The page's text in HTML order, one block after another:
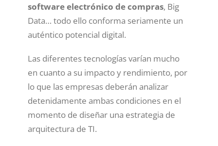
software electrónico de compras, Big
Data… todo ello conforma seriamente un
auténtico potencial digital.
Las diferentes tecnologías varían mucho
en cuanto a su impacto y rendimiento, por
lo que las empresas deberán analizar
detenidamente ambas condiciones en el
momento de diseñar una estrategia de
arquitectura de TI.